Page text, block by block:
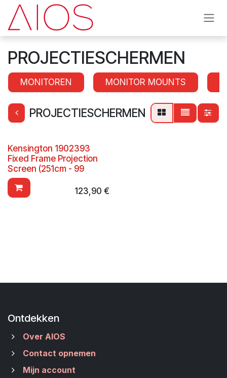
Overslaan naar inhoud
PROJECTIESCHERMEN
MONITOREN MONITOR MOUNTS
PROJECTIESCHERMEN
Kensington 1902393
Fixed Frame Projection
Screen (251cm - 99
123,90 €
Ontdekken
Over AIOS
Contact opnemen
Mijn account